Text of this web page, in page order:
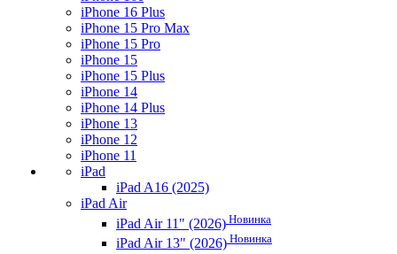
iPhone 16 Plus
iPhone 15 Pro Max
iPhone 15 Pro
iPhone 15
iPhone 15 Plus
iPhone 14
iPhone 14 Plus
iPhone 13
iPhone 12
iPhone 11
iPad
iPad A16 (2025)
iPad Air
iPad Air 11" (2026) Новинка
iPad Air 13" (2026) Новинка